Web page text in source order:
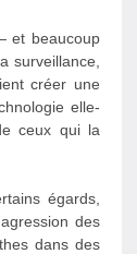
et beaucoup
surveillance,
créer une
elle-
ceux qui la
égards,
des
dans des